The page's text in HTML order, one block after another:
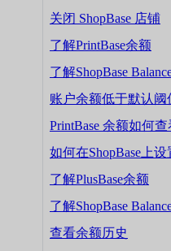
关闭 ShopBase 店铺
了解PrintBase余额
了解ShopBase
账户余额低于默认阈
PrintBase 余额如何
如何在ShopBase上
了解PlusBase余额
了解ShopBase
查看余额历史